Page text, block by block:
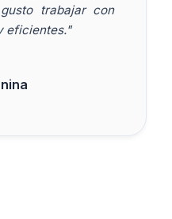
trabajar con
eficientes."